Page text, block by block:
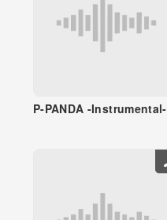
P-PANDA -Instrumental-